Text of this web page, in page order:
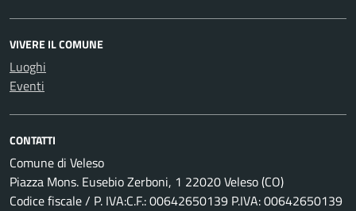
VIVERE IL COMUNE
Luoghi
Eventi
CONTATTI
Comune di Veleso
Piazza Mons. Eusebio Zerboni, 1 22020 Veleso (CO)
Codice fiscale / P. IVA:C.F.: 00642650139 P.IVA: 00642650139